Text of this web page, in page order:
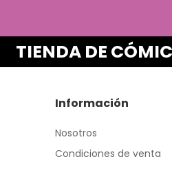
TIENDA DE
Información
Nosotros
Condiciones de venta